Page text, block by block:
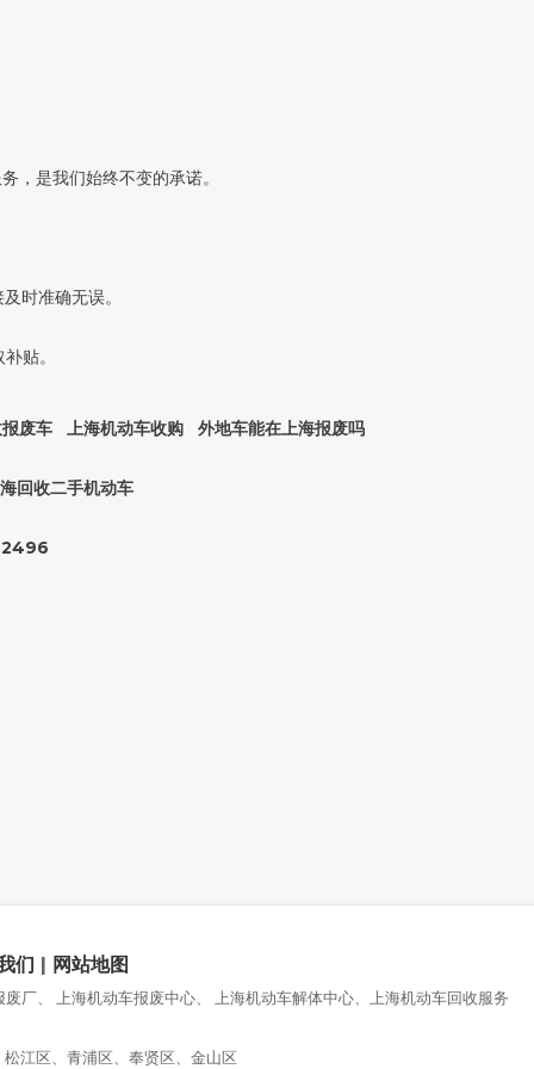
，是我们始终不变的承诺。
时准确无误。
贴。
废车 上海机动车收购 外地车能在上海报废吗
回收二手机动车
们 | 网站地图
厂、 上海机动车报废中心、 上海机动车解体中心、上海机动车回收服务
江区、青浦区、奉贤区、金山区